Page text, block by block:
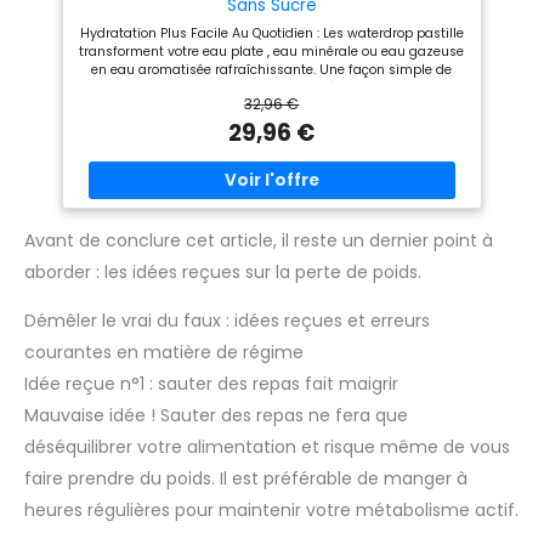
Sans Sucre
Hydratation Plus Facile Au Quotidien : Les waterdrop pastille
transforment votre eau plate , eau minérale ou eau gazeuse
en eau aromatisée rafraîchissante. Une façon simple de
mieux boire chaque jour. Coffret Fruité & Rafraîchissant :
Selon le set, découvrez des saveurs comme citron, orange,
fruits, framboise, pêche, pamplemousse, fruit de la passion,
limonade rose ou cerise acidulée. Boisson Sans Sucre :
Préparez une boisson sans sucre en quelques secondes.
Une alternative légère au sirop, au sirop sans sucre, au
soda ou aux jus, idéale à la maison, au bureau ou en
déplacement. Avec Des Vitamines : Plus qu'un simple cube
rafraîchissant, chaque cube contient des vitamines et
apporte une touche fruitée à votre routine d'hydratation. De
l'eau... un cube... c'est prêt !: Ajoutez un cube dans de l'eau
minérale, plate ou pétillante, laissez dissoudre et profitez
alternative pratique aux sirops, pastilles ou boissons
gazeuses sucrées.
32,96 €
29,96 €
Avant de conclure cet article, il reste un dernier point à
aborder : les idées reçues sur la perte de poids.
Démêler le vrai du faux : idées reçues et erreurs
courantes en matière de régime
Idée reçue n°1 : sauter des repas fait maigrir
Mauvaise idée ! Sauter des repas ne fera que
déséquilibrer votre alimentation et risque même de vous
faire prendre du poids. Il est préférable de manger à
heures régulières pour maintenir votre métabolisme actif.